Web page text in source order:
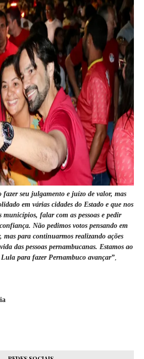
fazer seu julgamento e juízo de valor, mas
em várias cidades do Estado e que nos
falar com as pessoas e pedir
Não pedimos votos pensando em
mas para continuarmos realizando ações
das pessoas pernambucanas. Estamos ao
para fazer Pernambuco avançar”,